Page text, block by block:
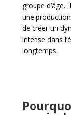
groupe d’âge.
une
de créer un
intense dans
longtemps.